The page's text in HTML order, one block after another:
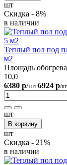
шт
Скидка - 8%
в наличии
Теплый пол под
м2
Площадь
10,0
6380 р/шт6924 р/
шт
В корзину
шт
Скидка - 21%
в наличии